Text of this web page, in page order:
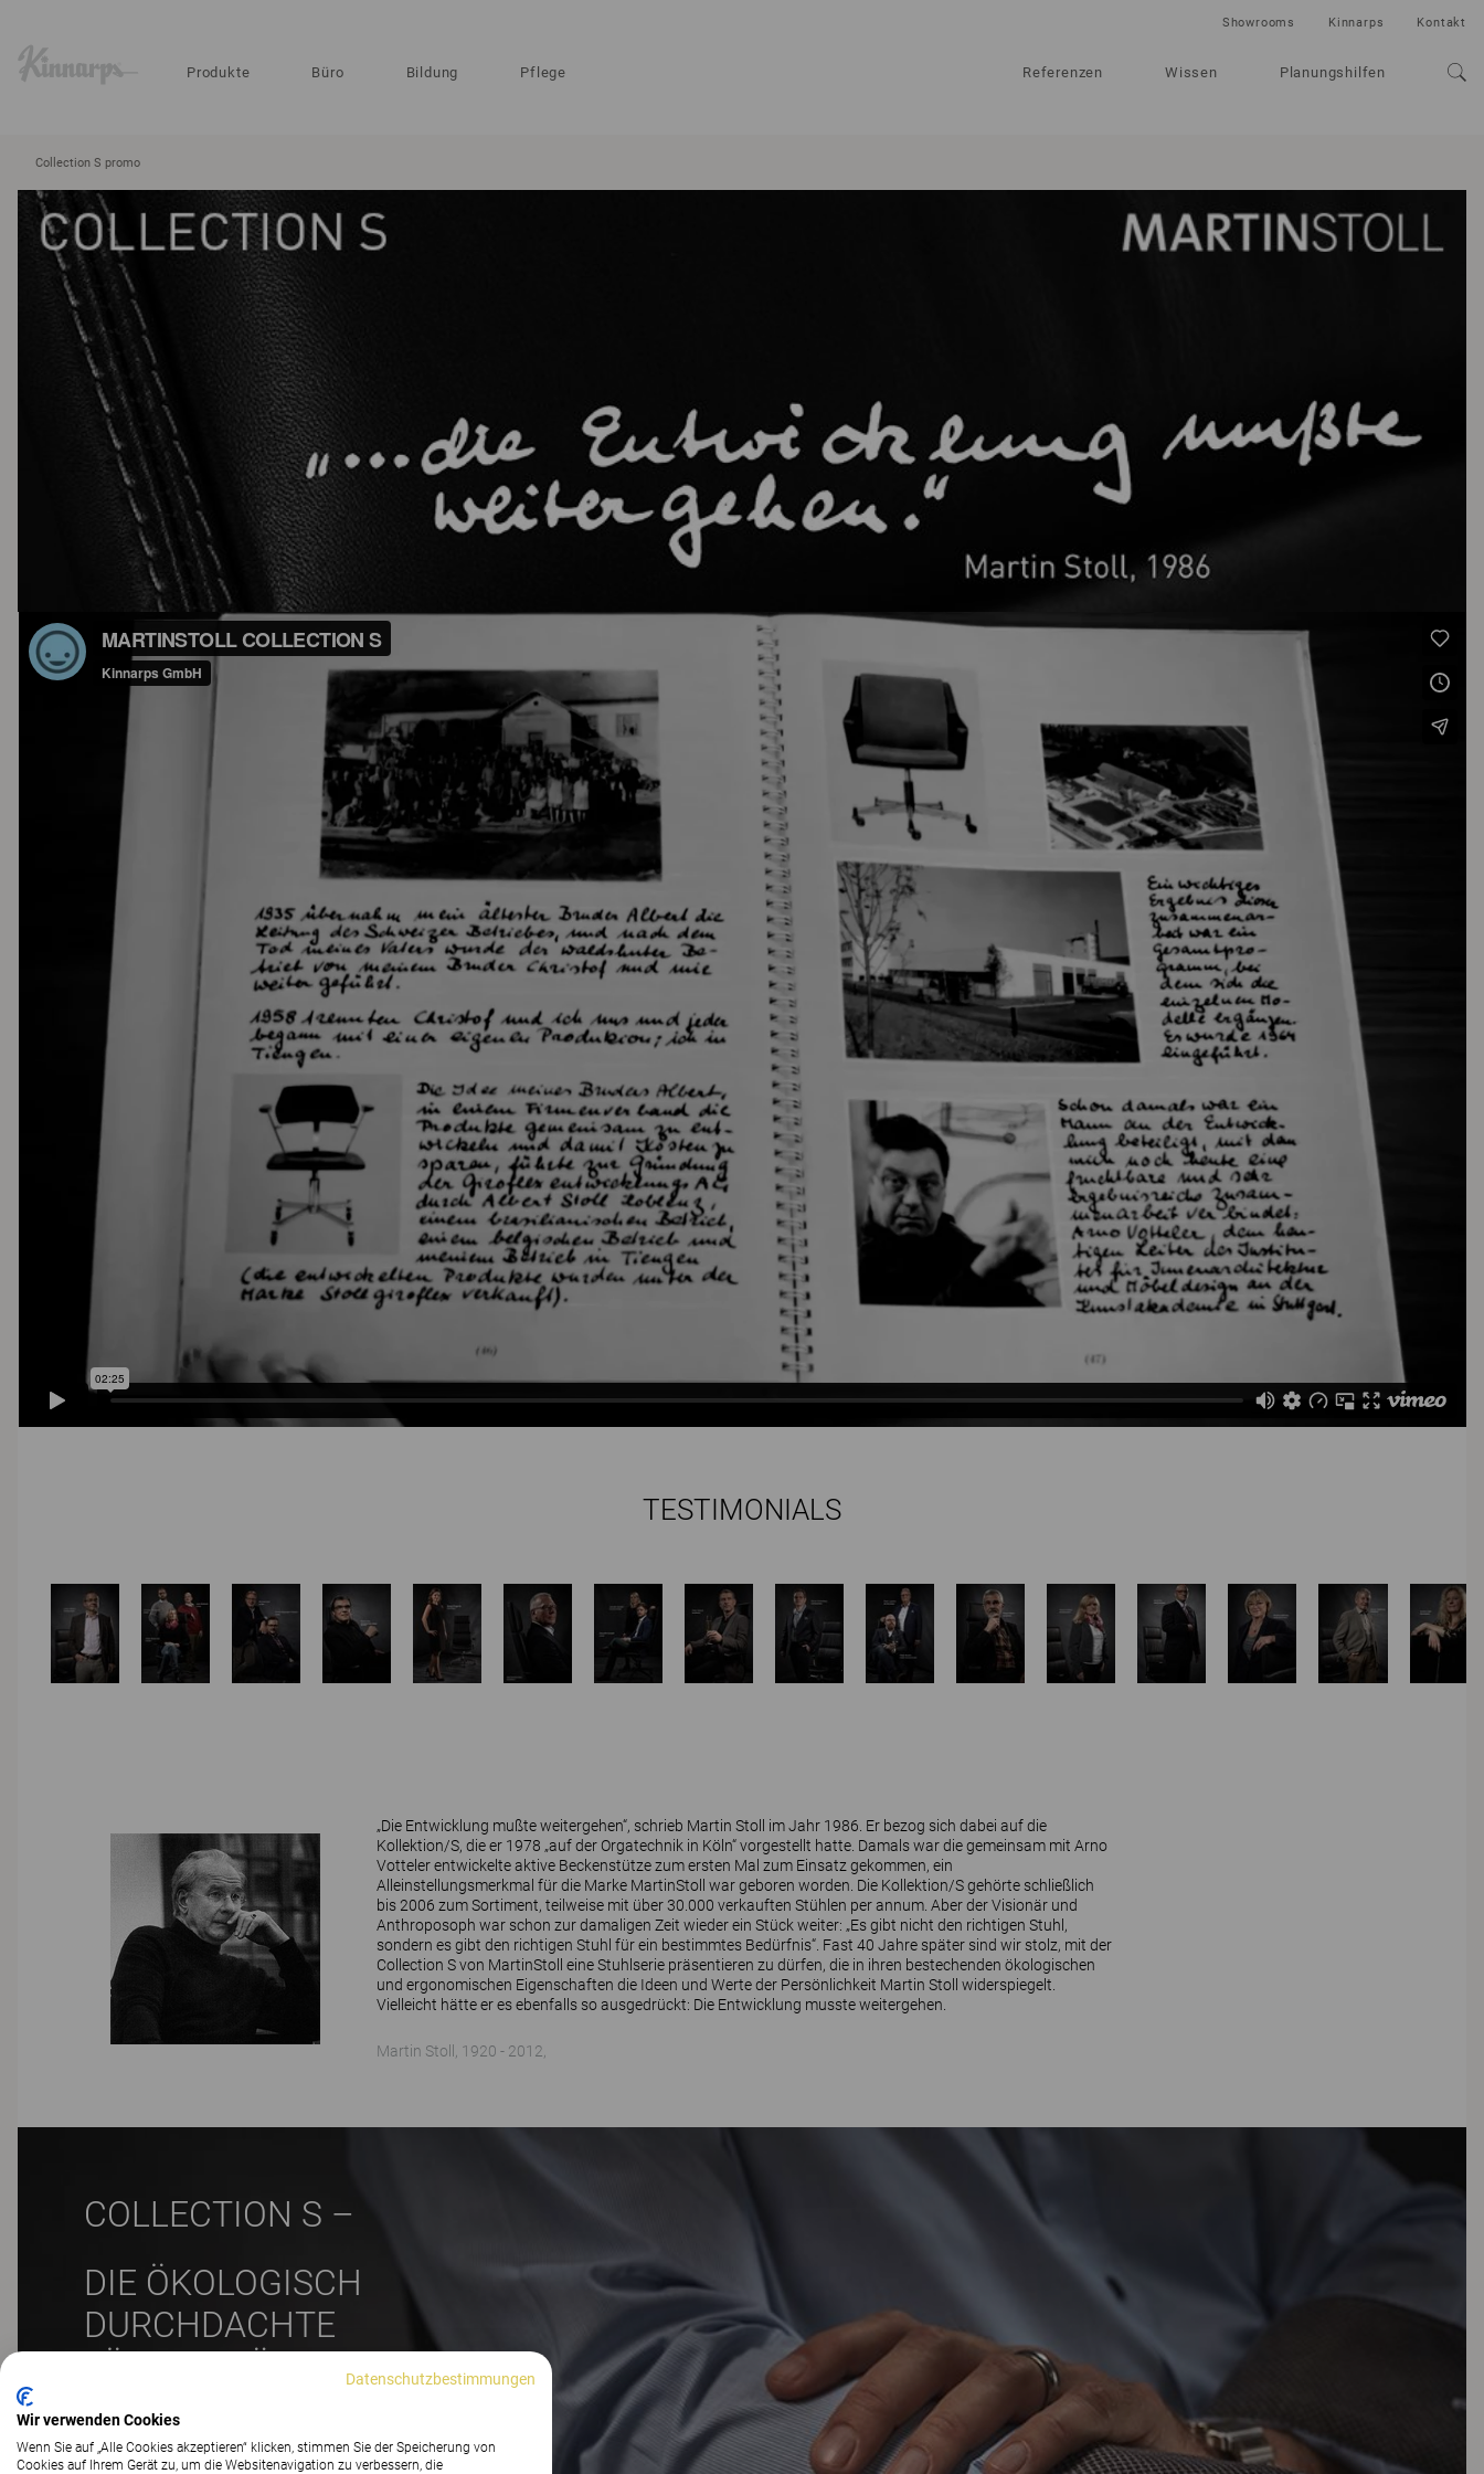
Produkte Büro Bildung Pflege Referenzen Wissen Planungshilfen
Showrooms Kinnarps Kontakt
Collection S promo
TESTIMONIALS
„Die Entwicklung mußte weitergehen“, schrieb Martin Stoll im Jahr 1986. Er bezog sich dabei auf die
Kollektion/S, die er 1978 „auf der Orgatechnik in Köln“ vorgestellt hatte. Damals war die gemeinsam mit Arno
Votteler entwickelte aktive Beckenstütze zum ersten Mal zum Einsatz gekommen, ein
Alleinstellungsmerkmal für die Marke MartinStoll war geboren worden. Die Kollektion/S gehörte schließlich
bis 2006 zum Sortiment, teilweise mit über 30.000 verkauften Stühlen per annum. Aber der Visionär und
Anthroposoph war schon zur damaligen Zeit wieder ein Stück weiter: „Es gibt nicht den richtigen Stuhl,
sondern es gibt den richtigen Stuhl für ein bestimmtes Bedürfnis“. Fast 40 Jahre später sind wir stolz, mit der
Collection S von MartinStoll eine Stuhlserie präsentieren zu dürfen, die in ihren bestechenden ökologischen
und ergonomischen Eigenschaften die Ideen und Werte der Persönlichkeit Martin Stoll widerspiegelt.
Vielleicht hätte er es ebenfalls so ausgedrückt: Die Entwicklung musste weitergehen.
Martin Stoll, 1920 - 2012,
COLLECTION S –
DIE ÖKOLOGISCH
DURCHDACHTE
LÖSUNG FÜR DAS
PREMIUMSEGMENT
Datenschutzbestimmungen
Wir verwenden Cookies
Wenn Sie auf „Alle Cookies akzeptieren“ klicken, stimmen Sie der Speicherung von
Cookies auf Ihrem Gerät zu, um die Websitenavigation zu verbessern, die